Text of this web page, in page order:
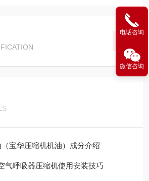
宝华压缩机机油）成分介绍
气呼吸器压缩机使用安装技巧
电话咨询
微信咨询